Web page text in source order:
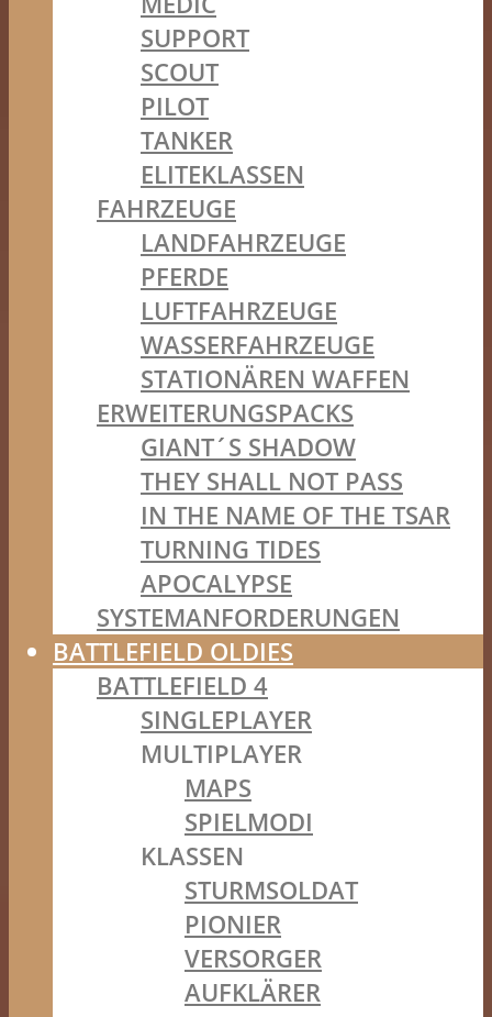
SUPPORT
SCOUT
PILOT
TANKER
ELITEKLASSEN
FAHRZEUGE
LANDFAHRZEUGE
PFERDE
LUFTFAHRZEUGE
WASSERFAHRZEUGE
STATIONÄREN WAFFEN
ERWEITERUNGSPACKS
GIANT´S SHADOW
THEY SHALL NOT PASS
IN THE NAME OF THE TSAR
TURNING TIDES
APOCALYPSE
SYSTEMANFORDERUNGEN
BATTLEFIELD OLDIES
BATTLEFIELD 4
SINGLEPLAYER
MULTIPLAYER
MAPS
SPIELMODI
KLASSEN
STURMSOLDAT
PIONIER
VERSORGER
AUFKLÄRER